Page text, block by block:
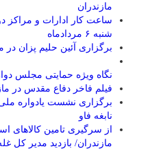
مازندران
شنبه ۶ مردادماه
برگزاری آئین حلیم پزان در
نگاه ویژه حمایتی مجلس
فیلم فاخر دفاع مقدس در
برگزاری نشست یادواره
نابغه فاو
از سرگیری تامین کالاهای
مازندران/ بازدید مدیر کل